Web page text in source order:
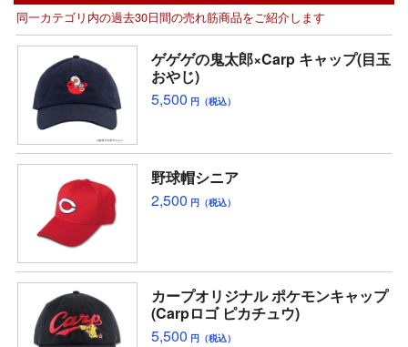
同一カテゴリ内の過去30日間の売れ筋商品をご紹介します
ゲゲゲの鬼太郎×Carp キャップ(目玉
おやじ)
5,500 円（税込）
野球帽シニア
2,500 円（税込）
カープオリジナル ポケモンキャップ
(Carpロゴ ピカチュウ)
5,500 円（税込）